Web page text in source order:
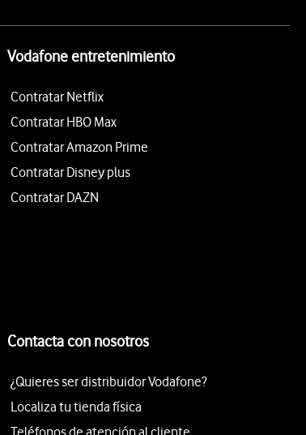
Vodafone entretenimiento
Contratar Netflix
Contratar HBO Max
Contratar Amazon Prime
Contratar Disney plus
Contratar DAZN
Contacta con nosotros
¿Quieres ser distribuidor Vodafone?
Localiza tu tienda física
Teléfonos de atención al cliente